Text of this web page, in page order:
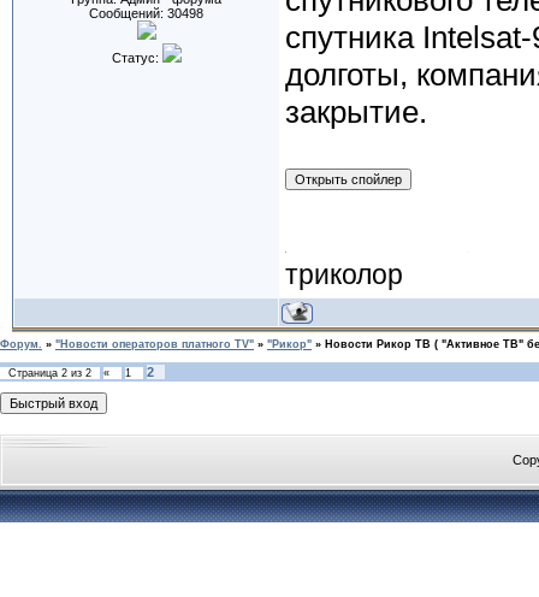
Сообщений: 30498
Статус:
спутника
долготы,
закрытие.
триколор
Форум. » "Новости операторов платного TV" » "Рикор" » Новости Рикор ТВ ( "Активное ТВ"
Страница 2 из 2 « 1 2